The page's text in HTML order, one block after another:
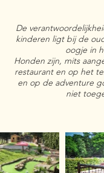
De
kinderen ligt bij de
oogje in
Honden zijn, mits
restaurant en op het
en op de adventure
niet